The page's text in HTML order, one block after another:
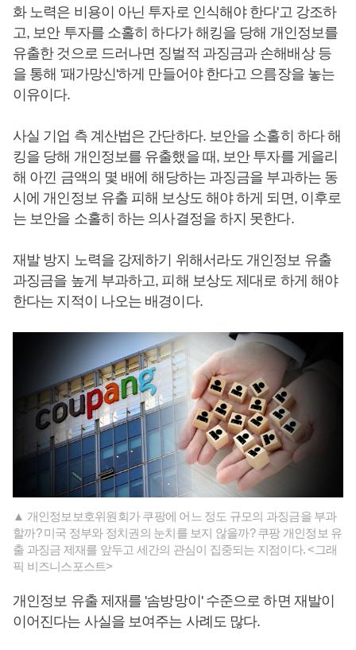
화 노력은 비용이 아닌 투자로 인식해야 한다'고 강조하
고, 보안 투자를 소홀히 하다가 해킹을 당해 개인정보를
유출한 것으로 드러나면 징벌적 과징금과 손해배상 등
을 통해 '패가망신'하게 만들어야 한다고 으름장을 놓는
이유이다.
사실 기업 측 계산법은 간단하다. 보안을 소홀히 하다 해
킹을 당해 개인정보를 유출했을 때, 보안 투자를 게을리
해 아낀 금액의 몇 배에 해당하는 과징금을 부과하는 동
시에 개인정보 유출 피해 보상도 해야 하게 되면, 이후로
는 보안을 소홀히 하는 의사결정을 하지 못한다.
재발 방지 노력을 강제하기 위해서라도 개인정보 유출
과징금을 높게 부과하고, 피해 보상도 제대로 하게 해야
한다는 지적이 나오는 배경이다.
▲ 개인정보보호위원회가 쿠팡에 어느 정도 규모의 과징금을 부과
할까? 미국 정부와 정치권의 눈치를 보지 않을까? 쿠팡 개인정보 유
출 과징금 제재를 앞두고 세간의 관심이 집중되는 지점이다. <그래
픽 비즈니스포스트>
개인정보 유출 제재를 '솜방망이' 수준으로 하면 재발이
이어진다는 사실을 보여주는 사례도 많다.